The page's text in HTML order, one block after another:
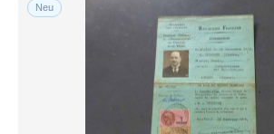
Neu